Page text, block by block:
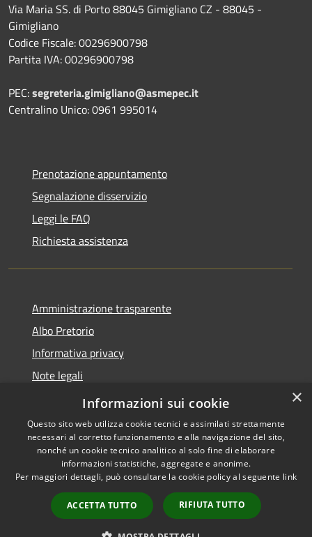
Via Maria SS. di Porto 88045 Gimigliano CZ - 88045 -
Gimigliano
Codice Fiscale: 00296900798
Partita IVA: 00296900798
PEC:segreteria.gimigliano@asmepec.it
Centralino Unico: 0961 995014
Prenotazione appuntamento
Segnalazione disservizio
Leggi le FAQ
Richiesta assistenza
Amministrazione trasparente
Albo Pretorio
Informativa privacy
Note legali
Dichiarazione di accessibilità
Accessibilità
Copyright © 2026 • Comune di
Gimigliano • Powered by
Municipium•
Accesso
redazione
×
Informazioni sui cookie
Questo sito web utilizza cookie tecnici e assimilati strettamente
necessari al corretto funzionamento e alla navigazione del sito,
nonché un cookie tecnico analitico al solo fine di elaborare
informazioni statistiche, aggregate e anonime.
Per maggiori dettagli, può consultare la cookie policy al seguente link
ACCETTA TUTTO RIFIUTA TUTTO